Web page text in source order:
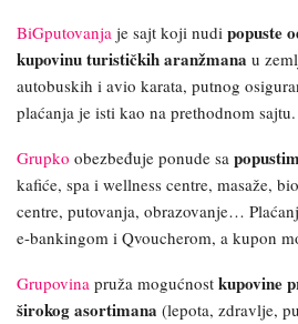
BiGputovanja je sajt koji nudi popuste
kupovinu turističkih aranžmana u
autobuskih i avio karata, putnog
plaćanja je isti kao na prethodnom sajtu.
Grupko obezbeđuje ponude sa
kafiće, spa i wellness centre, masaže,
centre, putovanja, obrazovanje…
e-bankingom i Qvoucherom, a kupon
Grupovina pruža mogućnost kupovine
širokog asortimana (lepota, zdravlje,